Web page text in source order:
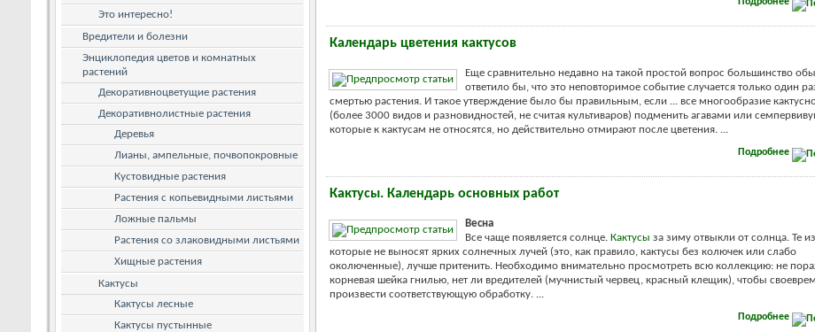
Календарь цветения кактусов
Еще сравнительно недавно на такой простой вопрос большинство
ответило бы, что это неповторимое событие случается только один
смертью растения. И такое утверждение было бы правильным, если ... все многообразие
(более 3000 видов и разновидностей, не считая культиваров) подменить агавами или
которые к кактусам не относятся, но действительно отмирают после цветения. ...
Подробнее
Кактусы. Календарь основных работ
Весна
Все чаще появляется солнце. Кактусы за зиму отвыкли от солнца. Те
которые не выносят ярких солнечных лучей (это, как правило, кактусы без колючек или слабо
околюченные), лучше притенить. Необходимо внимательно просмотреть всю коллекцию: не
корневая шейка гнилью, нет ли вредителей (мучнистый червец, красный клещик), чтобы
произвести соответствующую обработку. ...
Подробнее
Это интересно!
Вредители и болезни
Энциклопедия цветов и комнатных
растений
Декоративноцветущие растения
Декоративнолистные растения
Деревья
Лианы, ампельные, почвопокровные
Кустовидные растения
Растения с копьевидными листьями
Ложные пальмы
Растения со злаковидными листьями
Хищные растения
Кактусы
Кактусы лесные
Кактусы пустынные